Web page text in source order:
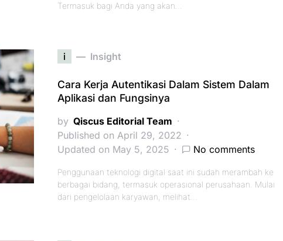
Termasuk bagi Anda yang akan…
i Insight
Cara Kerja Autentikasi Dalam Sistem Dalam
Aplikasi dan Fungsinya
by Qiscus Editorial Team
Published on April 29, 2022
Updated on May 5, 2025
No comments
Penggunaan teknologi digital saat ini sudah merambah ke
berbagai bidang, termasuk operasional perusahaan. Mulai
dari pengelolaan karyawan, melihat…